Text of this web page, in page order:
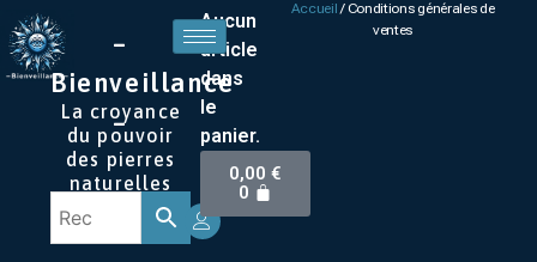
–
Bienveillance
–
La croyance
du pouvoir
des pierres
naturelles
Aucun
article
dans
le
panier.
0,00€
0
Accueil/ Conditions générales de
ventes